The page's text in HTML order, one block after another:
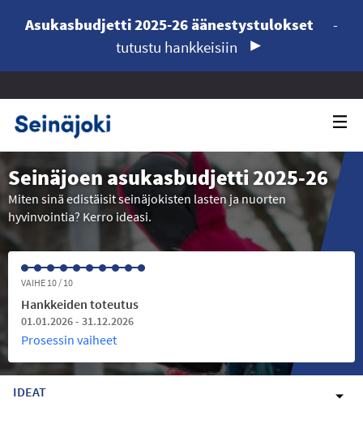
Asukasbudjetti 2025-26 äänestystulokset
-
tutustu hankkeisiin
Seinäjoen asukasbudjetti 2025-26
Miten sinä edistäisit seinäjokisten lasten ja nuorten
hyvinvointia? Kerro ideasi.
VAIHE 10 / 10
Hankkeiden toteutus
01.01.2026 - 31.12.2026
Prosessin vaiheet
IDEAT